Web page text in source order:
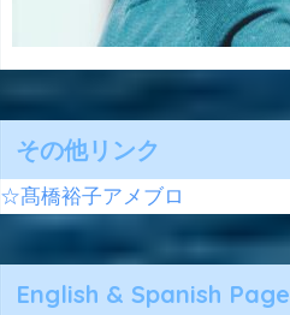
その他リンク
☆髙橋裕子アメブロ
English & Spanish Page